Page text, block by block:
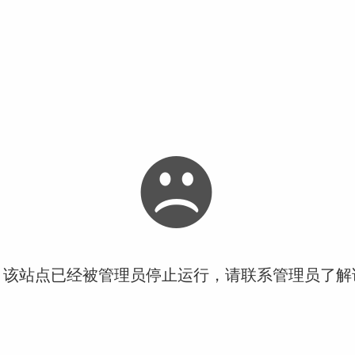
站点已经被管理员停止运行，请联系管理员了